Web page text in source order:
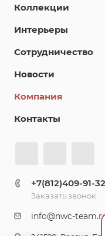
Коллекции
Интерьеры
Сотрудничество
Новости
Компания
Контакты
+7(812)409-91-32
Заказать звонок
info@nwc-